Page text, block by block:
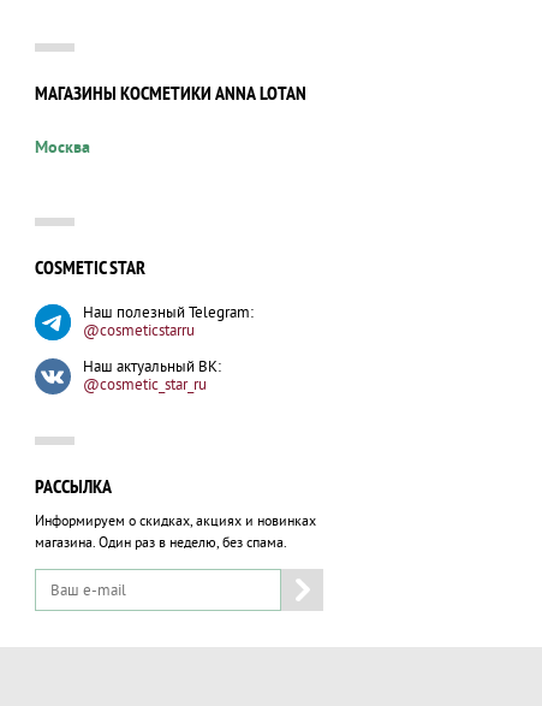
МАГАЗИНЫ КОСМЕТИКИ ANNA LOTAN
Москва
COSMETIC STAR
Наш полезный Telegram:
@cosmeticstarru
Наш актуальный ВК:
@cosmetic_star_ru
РАССЫЛКА
Информируем о скидках, акциях и новинках
магазина. Один раз в неделю, без спама.